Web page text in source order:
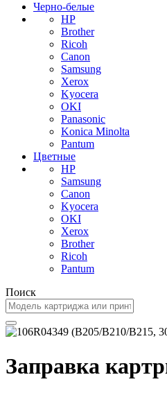
Черно-белые
HP
Brother
Ricoh
Canon
Samsung
Xerox
Kyocera
OKI
Panasonic
Konica Minolta
Pantum
Цветные
HP
Samsung
Canon
Kyocera
OKI
Xerox
Brother
Ricoh
Pantum
Поиск
Заправка